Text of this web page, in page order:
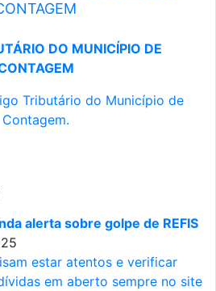
DO MUNICÍPIO DE
Tributário do Município de
Contagem.
alerta sobre golpe de REFIS
estar atentos e verificar
em aberto sempre no site